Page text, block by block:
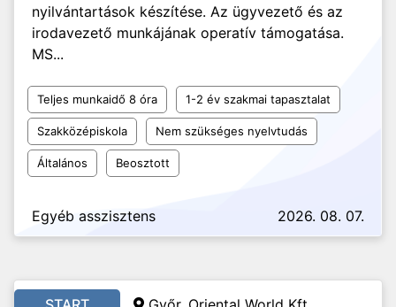
nyilvántartások készítése. Az ügyvezető és az
irodavezető munkájának operatív támogatása.
MS...
Teljes munkaidő 8 óra 1-2 év szakmai tapasztalat
Szakközépiskola Nem szükséges nyelvtudás
Általános Beosztott
Egyéb asszisztens 2026. 08. 07.